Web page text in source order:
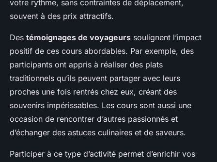
votre rythme, sans contraintes de déplacement,
souvent à des prix attractifs.
Des témoignages de voyageurs soulignent l’impact
positif de ces cours abordables. Par exemple, des
participants ont appris à réaliser des plats
traditionnels qu’ils peuvent partager avec leurs
proches une fois rentrés chez eux, créant des
souvenirs impérissables. Les cours sont aussi une
occasion de rencontrer d’autres passionnés et
d’échanger des astuces culinaires et de saveurs.
Participer à ce type d’activité permet d’enrichir vos